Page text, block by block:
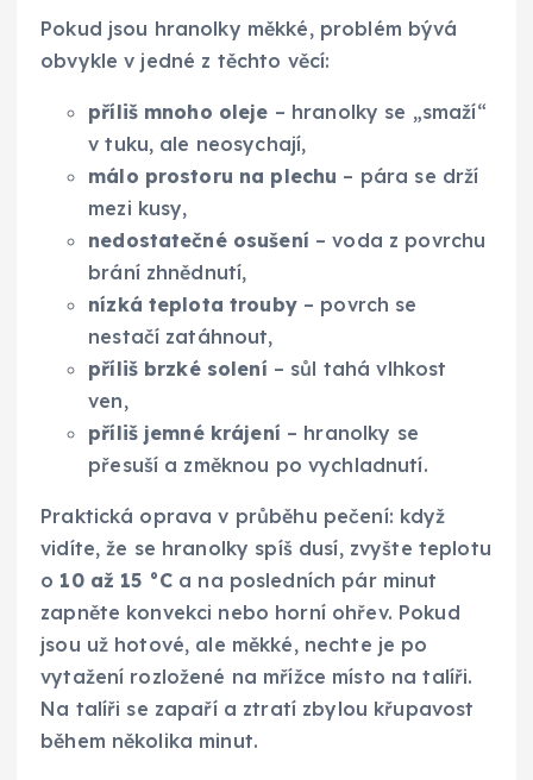
Pokud jsou hranolky měkké, problém bývá
obvykle v jedné z těchto věcí:
příliš mnoho oleje – hranolky se „smaží“
v tuku, ale neosychají,
málo prostoru na plechu – pára se drží
mezi kusy,
nedostatečné osušení – voda z povrchu
brání zhnědnutí,
nízká teplota trouby– povrch se
nestačí zatáhnout,
příliš brzké solení – sůl tahá vlhkost
ven,
příliš jemné krájení – hranolky se
přesuší a změknou po vychladnutí.
Praktická oprava v průběhu pečení: když
vidíte, že se hranolky spíš dusí, zvyšte teplotu
o 10 až 15 °Ca na posledních pár minut
zapněte konvekci nebo horní ohřev. Pokud
jsou už hotové, ale měkké, nechte je po
vytažení rozložené na mřížce místo na talíři.
Na talíři se zapaří a ztratí zbylou křupavost
během několika minut.